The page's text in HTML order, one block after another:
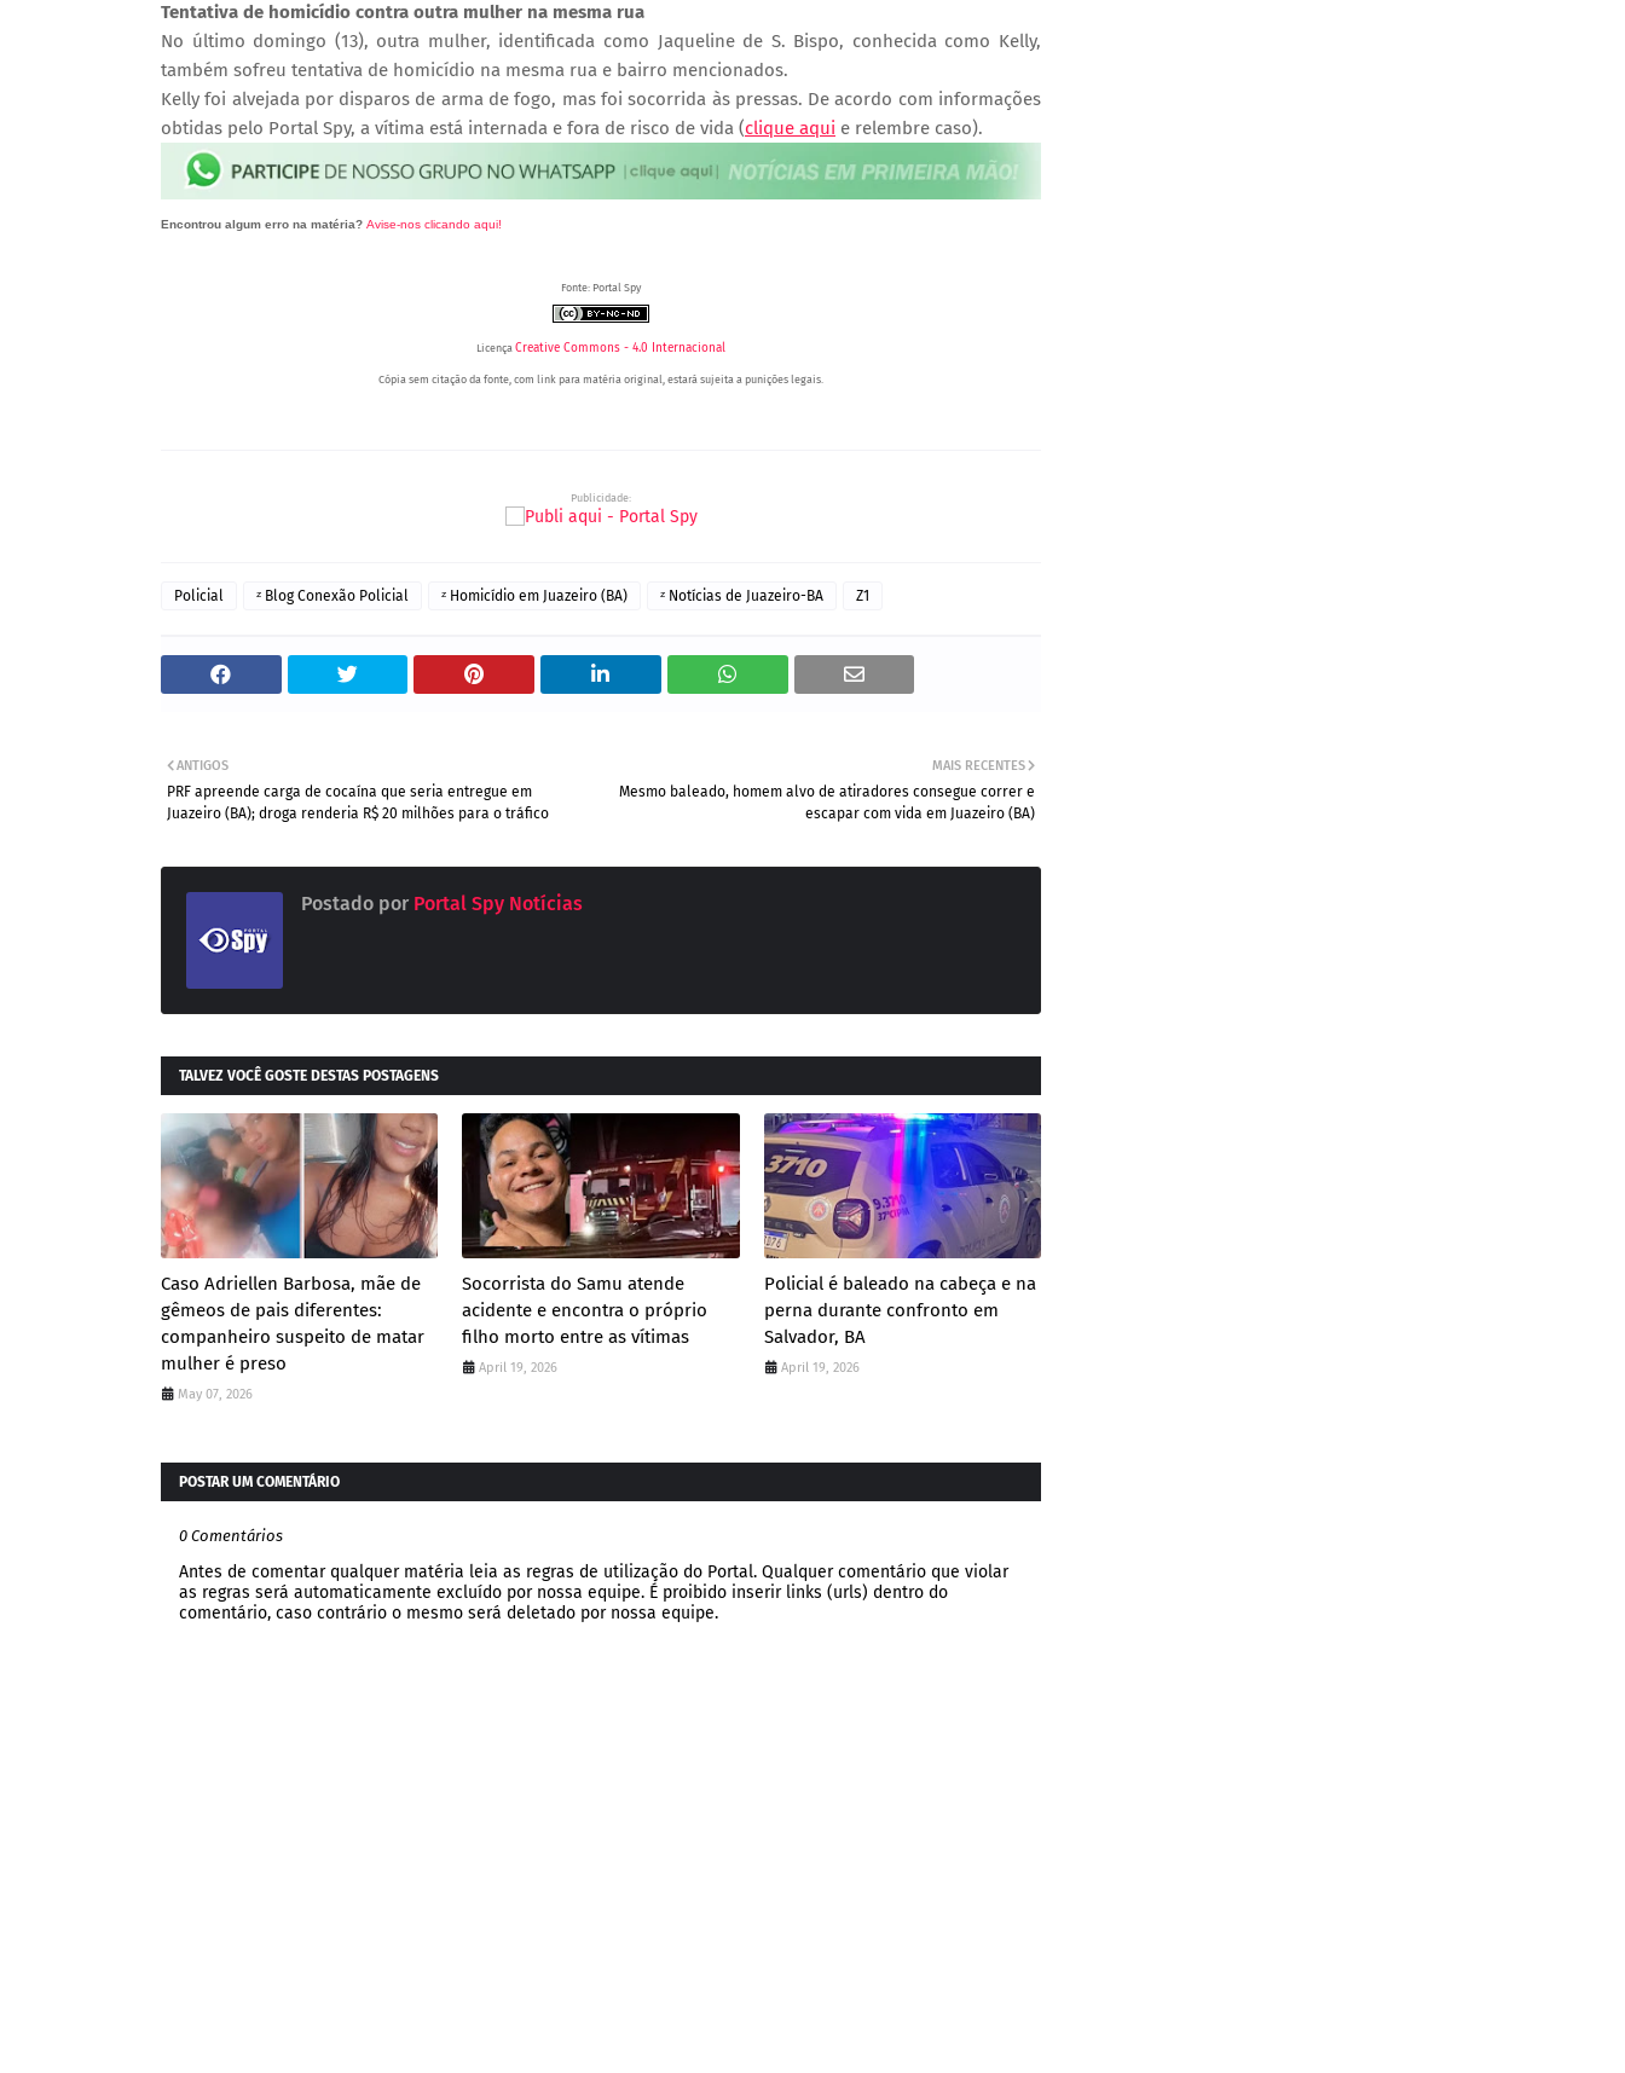
Tentativa de homicídio contra outra mulher na mesma rua
No último domingo (13), outra mulher, identificada como Jaqueline de S. Bispo, conhecida como Kelly,
também sofreu tentativa de homicídio na mesma rua e bairro mencionados.
Kelly foi alvejada por disparos de arma de fogo, mas foi socorrida às pressas. De acordo com informações
obtidas pelo Portal Spy, a vítima está internada e fora de risco de vida (clique aqui e relembre caso).
Encontrou algum erro na matéria? Avise-nos clicando aqui!
Fonte: Portal Spy
Licença Creative Commons - 4.0 Internacional
Cópia sem citação da fonte, com link para matéria original, estará sujeita a punições legais.
Publicidade:
Policial ᶻ Blog Conexão Policial ᶻ Homicídio em Juazeiro (BA) ᶻ Notícias de Juazeiro-BA Z1
MAIS RECENTES
Mesmo baleado, homem alvo de atiradores consegue correr e
escapar com vida em Juazeiro (BA)
ANTIGOS
PRF apreende carga de cocaína que seria entregue em
Juazeiro (BA); droga renderia R$ 20 milhões para o tráfico
Postado por Portal Spy Notícias
TALVEZ VOCÊ GOSTE DESTAS POSTAGENS
Caso Adriellen Barbosa, mãe de
gêmeos de pais diferentes:
companheiro suspeito de matar
mulher é preso
May 07, 2026
Socorrista do Samu atende
acidente e encontra o próprio
filho morto entre as vítimas
April 19, 2026
Policial é baleado na cabeça e na
perna durante confronto em
Salvador, BA
April 19, 2026
POSTAR UM COMENTÁRIO
0 Comentários
Antes de comentar qualquer matéria leia as regras de utilização do Portal. Qualquer comentário que violar
as regras será automaticamente excluído por nossa equipe. É proibido inserir links (urls) dentro do
comentário, caso contrário o mesmo será deletado por nossa equipe.